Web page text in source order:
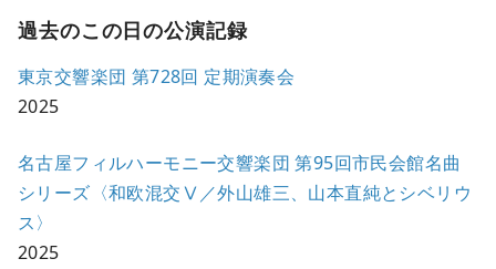
過去のこの日の公演記録
東京交響楽団 第728回 定期演奏会
2025
名古屋フィルハーモニー交響楽団 第95回市民会館名曲
シリーズ〈和欧混交Ⅴ／外山雄三、山本直純とシベリウ
ス〉
2025